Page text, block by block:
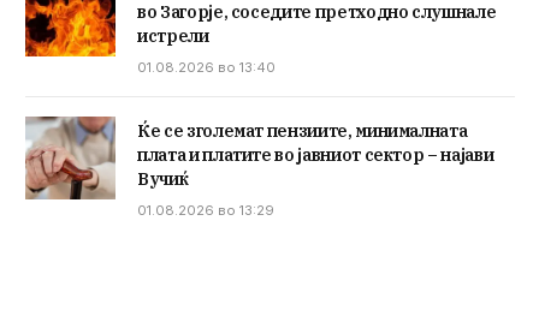
во Загорје, соседите претходно слушнале
истрели
01.08.2026 во 13:40
Ќе се зголемат пензиите, минималната
плата и платите во јавниот сектор – најави
Вучиќ
01.08.2026 во 13:29